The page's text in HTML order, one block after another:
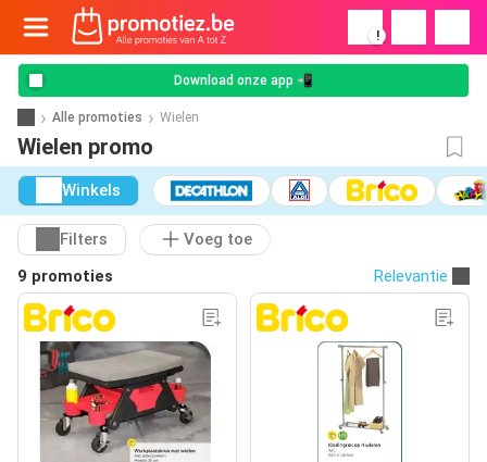
!
Download onze app 📲
Alle promoties Wielen
Wielen promo
Winkels
Filters
Voeg toe
9 promoties
Relevantie